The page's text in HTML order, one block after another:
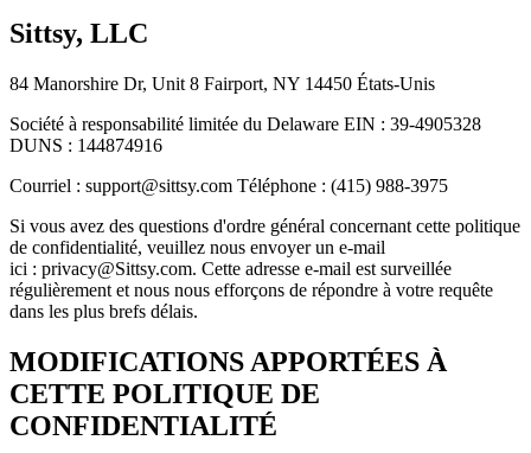
Sittsy, LLC
84 Manorshire Dr, Unit 8 Fairport, NY 14450 États-Unis
Société à responsabilité limitée du Delaware EIN : 39-4905328
DUNS : 144874916
Courriel : support@sittsy.com Téléphone : (415) 988-3975
Si vous avez des questions d'ordre général concernant cette politique
de confidentialité, veuillez nous envoyer un e-mail
ici : privacy@Sittsy.com. Cette adresse e-mail est surveillée
régulièrement et nous nous efforçons de répondre à votre requête
dans les plus brefs délais.
MODIFICATIONS APPORTÉES À
CETTE POLITIQUE DE
CONFIDENTIALITÉ